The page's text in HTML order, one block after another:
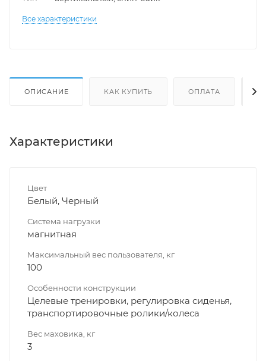
Все характеристики
ОПИСАНИЕ КАК КУПИТЬ ОПЛАТА
Характеристики
Цвет
Белый, Черный
Система нагрузки
магнитная
Максимальный вес пользователя, кг
100
Особенности конструкции
Целевые тренировки, регулировка сиденья,
транспортировочные ролики/колеса
Вес маховика, кг
3